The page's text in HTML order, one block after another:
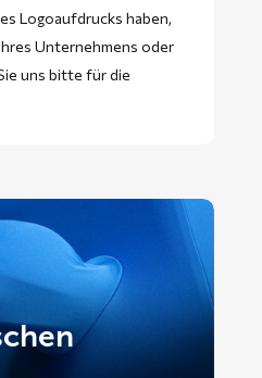
Logoaufdrucks haben,
Unternehmens oder
uns bitte für die